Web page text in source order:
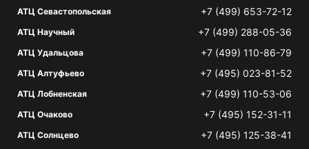
АТЦ Севастопольская +7 (499) 653-72-12
АТЦ Научный +7 (499) 288-05-36
АТЦ Удальцова +7 (499) 110-86-79
АТЦ Алтуфьево +7 (495) 023-81-52
АТЦ Лобненская +7 (499) 110-53-06
АТЦ Очаково +7 (495) 152-31-11
АТЦ Солнцево +7 (495) 125-38-41